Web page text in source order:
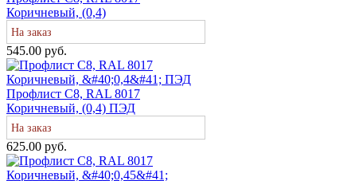
Коричневый, (0,4)
На заказ
545.00 руб.
Профлист С8, RAL 8017
Коричневый, (0,4) ПЭД
На заказ
625.00 руб.